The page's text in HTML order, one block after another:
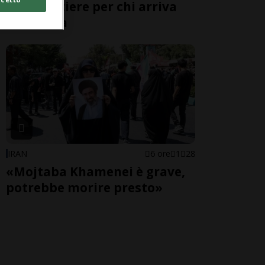
alle frontiere per chi arriva
IRAN 6 ore 1 28
«Mojtaba Khamenei è grave,
potrebbe morire presto»